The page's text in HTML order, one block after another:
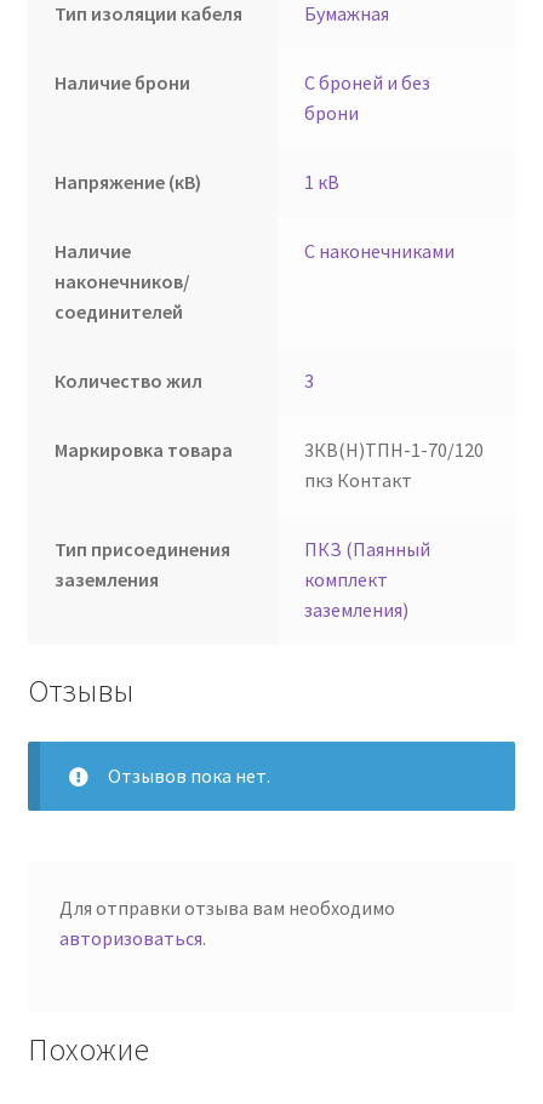
Тип изоляции кабеля Бумажная
Наличие брони
С броней и без
брони
Напряжение (кВ) 1 кВ
Наличие
наконечников/
соединителей
С наконечниками
Количество жил 3
Маркировка товара
3КВ(Н)ТПН-1-70/120
пкз Контакт
Тип присоединения
заземления
ПКЗ (Паянный
комплект
заземления)
Отзывы
Отзывов пока нет.
Для отправки отзыва вам необходимо
авторизоваться.
Похожие